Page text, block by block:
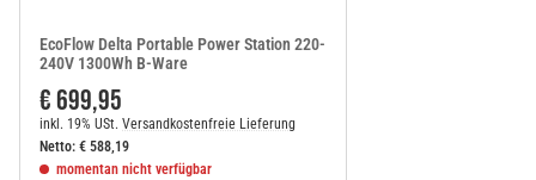
EcoFlow Delta Portable Power Station 220-
240V 1300Wh B-Ware
€ 699,95
inkl. 19% USt. Versandkostenfreie Lieferung
Netto: € 588,19
momentan nicht verfügbar